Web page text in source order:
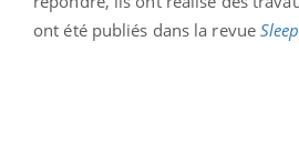
ont été publiés dans la revueSleep